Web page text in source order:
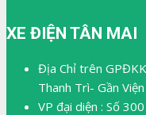
XE ĐIỆN TÂN MAI
Địa Chỉ trên
Thanh Trì- Gần
VP đại diện : Số